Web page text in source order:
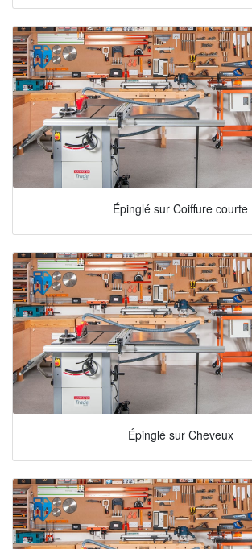
Épinglé sur Coiffure courte
Épinglé sur Cheveux